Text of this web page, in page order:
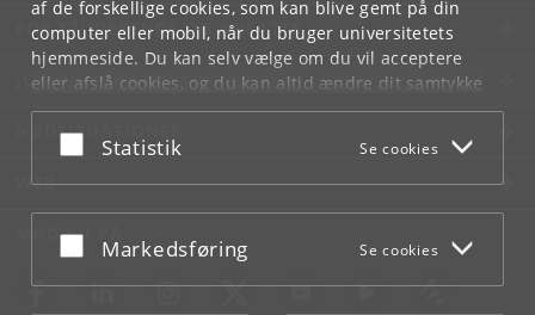
af de forskellige cookies, som kan blive gemt på din
computer eller mobil, når du bruger universitetets
hjemmeside. Du kan selv vælge om du vil acceptere
eller afslå cookies, og du kan altid ændre dit samtykke
underCookie- og privatlivspolitiksom du finder i
bunden af hver side.
Acceptér eller afslå
Statistik Se cookies
Acceptér eller afslå
Markedsføring Se cookies
FOR STUDERENDE OG ANSATTE
JOB OG KARRIERE
NØDSITUATIONER
WEB
MØD KU PÅ